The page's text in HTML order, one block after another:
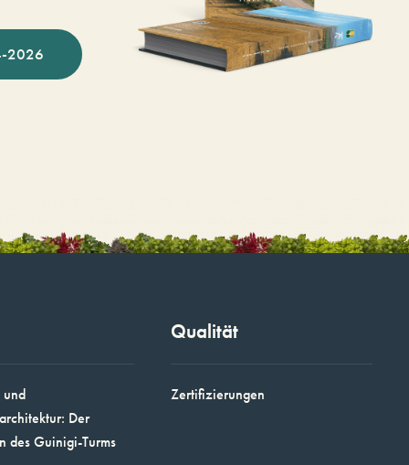
2026
Der
des Guinigi-Turms
Qualität
Zertifizierungen